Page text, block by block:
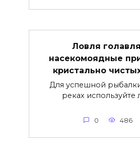
Ловля
насекомоядные
кристально
Для успешной
реках используйте
0 486